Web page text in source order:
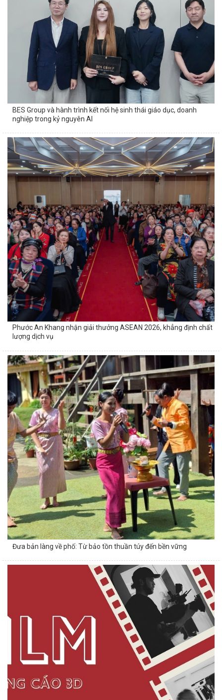
BES Group và hành trình kết nối hệ sinh thái giáo dục, doanh
nghiệp trong kỷ nguyên AI
Phước An Khang nhận giải thưởng ASEAN 2026, khẳng định chất
lượng dịch vụ
Đưa bản làng về phố: Từ bảo tồn thuần túy đến bền vững